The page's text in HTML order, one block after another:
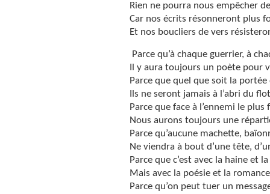
Rien ne pourra nous empêcher
Car nos écrits résonneront plus
Et nos boucliers de vers
Parce qu’à chaque guerrier, à
Il y aura toujours un poète pour
Parce que quel que soit la
Ils ne seront jamais à l’abri du
Parce que face à l’ennemi le plus
Nous aurons toujours une
Parce qu’aucune machette,
Ne viendra à bout d’une tête,
Parce que c’est avec la haine et
Mais avec la poésie et la
Parce qu’on peut tuer un